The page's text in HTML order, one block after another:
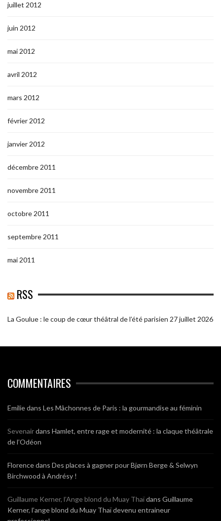
juillet 2012
juin 2012
mai 2012
avril 2012
mars 2012
février 2012
janvier 2012
décembre 2011
novembre 2011
octobre 2011
septembre 2011
mai 2011
RSS
La Goulue : le coup de cœur théâtral de l’été parisien 27 juillet 2026
COMMENTAIRES
Emiliedans Les Mâchonnes de Paris : la gourmandise au féminin
Sevenairdans Hamlet, entre rage et modernité : la claque théâtrale
de l’Odéon
Florencedans Des places à gagner pour Bjørn Berge & Selwyn
Birchwood à Andrésy !
Guillaume Kerner, l’Ange blond du Muay Thaïdans Guillaume
Kerner, l’ange blond du Muay Thaï devenu entraineur